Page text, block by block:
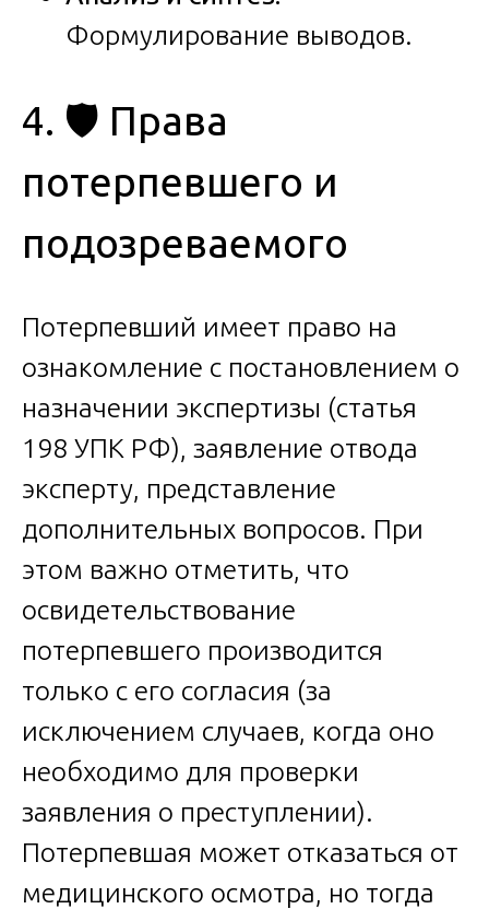
Формулирование выводов.
4. 🛡️ Права
потерпевшего и
подозреваемого
Потерпевший имеет право на
ознакомление с постановлением о
назначении экспертизы (статья
198 УПК РФ), заявление отвода
эксперту, представление
дополнительных вопросов. При
этом важно отметить, что
освидетельствование
потерпевшего производится
только с его согласия (за
исключением случаев, когда оно
необходимо для проверки
заявления о преступлении).
Потерпевшая может отказаться от
медицинского осмотра, но тогда